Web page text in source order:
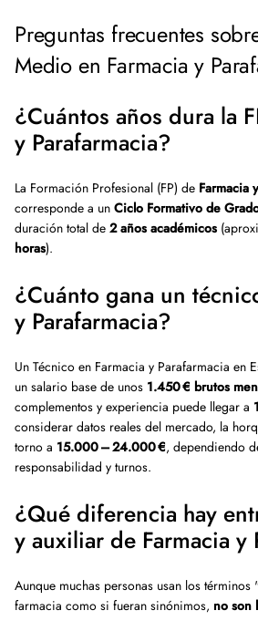
Preguntas frecuentes
Medio en Farmacia y
¿Cuántos años dura la
y Parafarmacia?
La Formación Profesional (FP) de Farmacia
corresponde a un Ciclo Formativo de
duración total de 2 años académicos
horas).
¿Cuánto gana un
y Parafarmacia?
Un Técnico en Farmacia y Parafarmacia en
un salario base de unos 1.450 € brutos
complementos y experiencia puede llegar a
considerar datos reales del mercado, la
torno a 15.000 – 24.000 €, dependiendo
responsabilidad y turnos.
¿Qué diferencia hay
y auxiliar de Farmacia y
Aunque muchas personas usan los
farmacia como si fueran sinónimos, no son